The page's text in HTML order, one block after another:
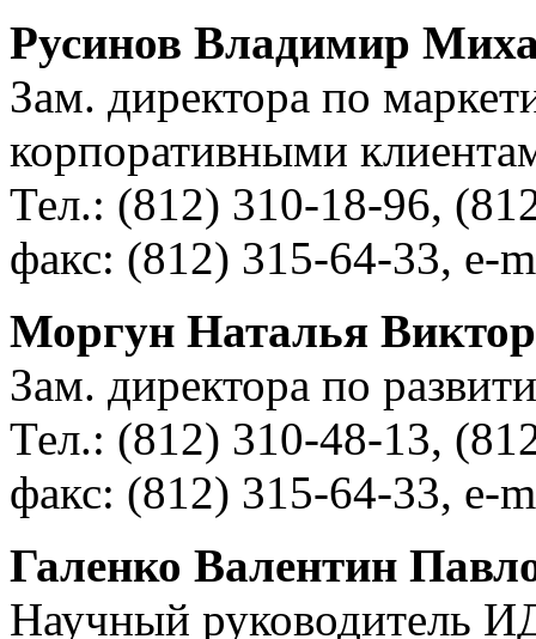
Русинов Владимир
Зам. директора по
корпоративными
Тел.: (812) 310-18-96,
факс: (812) 315-64-33, e-
Моргун Наталья
Зам. директора по
Тел.: (812) 310-48-13,
факс: (812) 315-64-33, e-
Галенко Валентин
Научный